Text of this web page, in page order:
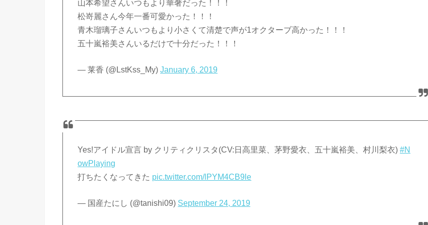
山本希望さんいつもより華奢だった！！！
松嵜麗さん今年一番可愛かった！！！
青木瑠璃子さんいつもより小さくて清楚で声が1オクターブ高かった！！！
五十嵐裕美さんいるだけで十分だった！！！
— 莱香 (@LstKss_My)January 6, 2019
Yes!アイドル宣言 by クリティクリスタ(CV:日高里菜、茅野愛衣、五十嵐裕美、村川梨衣)#N
owPlaying
打ちたくなってきた pic.twitter.com/lPYM4CB9le
— 国産たにし (@tanishi09) September 24, 2019